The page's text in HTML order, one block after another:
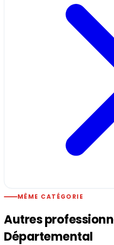
MÊME CATÉGORIE
Autres
Départemental